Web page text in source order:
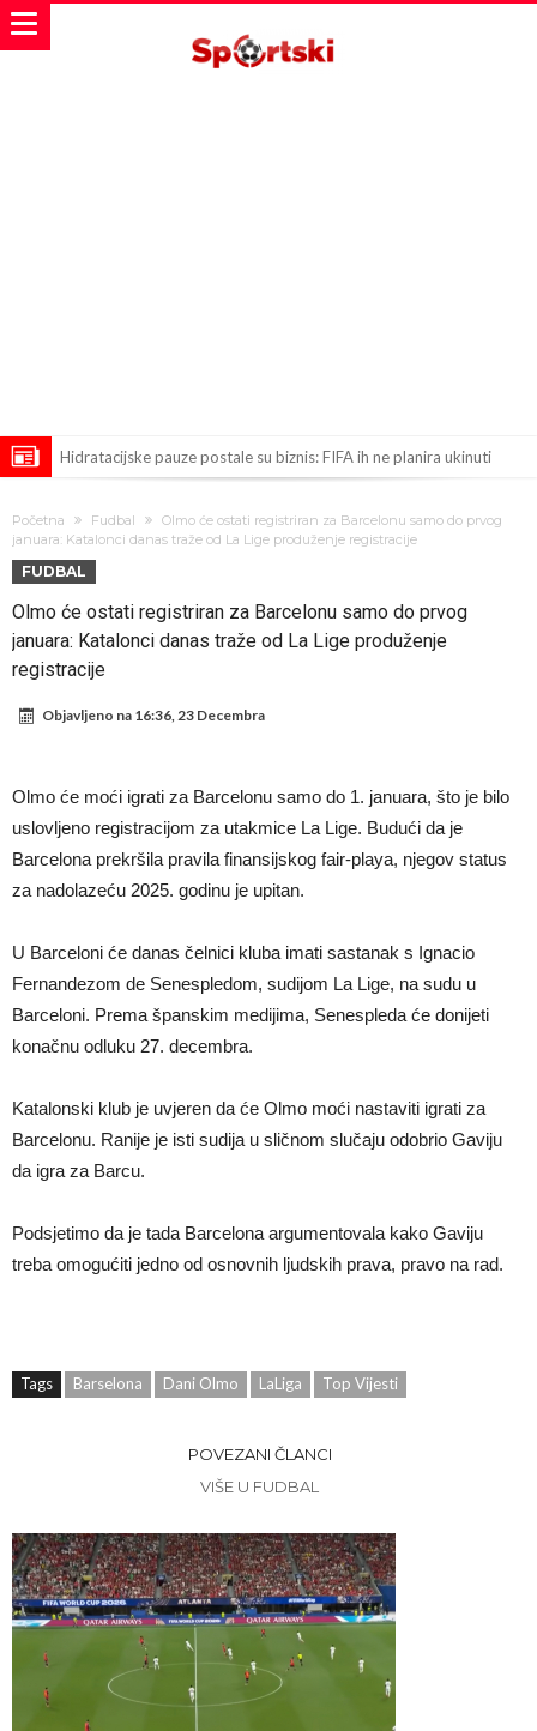
Hidratacijske pauze postale su biznis: FIFA ih ne planira ukinuti
Atletika?!
Ovo se Novaku nikad nije dešavalo: Sinner i Alcaraz odustaju, a
Zverev se odmah “raspao”
Infantino imao ljubavnicu: Isplivale skandalozne informacije, dobila je
novac od UEFA
Mourinho uvodi strogu disciplinu u Real Madrid. Ovo su tri nova
pravila
Arsenal dovodi zvijezdu Serie A za 138 miliona eura?
posudbu?
Real Madrid odlučio: Endrick ide u Premier ligu!
Početna Fudbal
Olmo će ostati registriran za Barcelonu samo do prvog
januara: Katalonci danas traže od La Lige produženje registracije
FUDBAL
Olmo će ostati registriran za Barcelonu samo do prvog
januara: Katalonci danas traže od La Lige produženje
registracije
Objavljeno na 16:36, 23 Decembra
Olmo će moći igrati za Barcelonu samo do 1. januara, što je bilo
uslovljeno registracijom za utakmice La Lige. Budući da je
Barcelona prekršila pravila finansijskog fair-playa, njegov status
za nadolazeću 2025. godinu je upitan.
U Barceloni će danas čelnici kluba imati sastanak s Ignacio
Fernandezom de Senespledom, sudijom La Lige, na sudu u
Barceloni. Prema španskim medijima, Senespleda će donijeti
konačnu odluku 27. decembra.
Katalonski klub je uvjeren da će Olmo moći nastaviti igrati za
Barcelonu. Ranije je isti sudija u sličnom slučaju odobrio Gaviju
da igra za Barcu.
Podsjetimo da je tada Barcelona argumentovala kako Gaviju
treba omogućiti jedno od osnovnih ljudskih prava, pravo na rad.
Tags Barselona Dani Olmo LaLiga Top Vijesti
POVEZANI ČLANCI
VIŠE U FUDBAL